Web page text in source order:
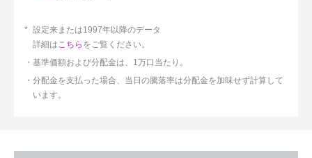
設定来または1997年以降のデータ
詳細はこちら をご覧ください。
基準価額および分配金は、1万口当たり。
分配金を支払った場合、当日の騰落率は分配金を加味せず計算して
います。